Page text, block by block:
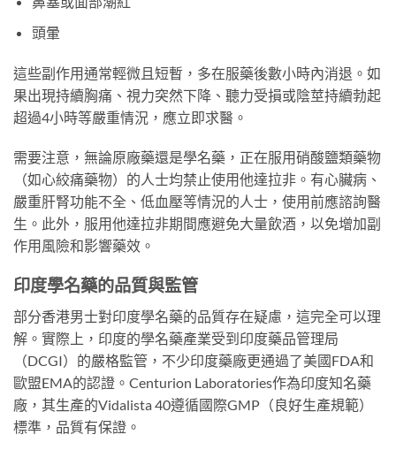
頭暈
這些副作用通常輕微且短暫，多在服藥後數小時內消退。如
果出現持續胸痛、視力突然下降、聽力受損或陰莖持續勃起
超過4小時等嚴重情況，應立即求醫。
需要注意，無論原廠藥還是學名藥，正在服用硝酸鹽類藥物
（如心絞痛藥物）的人士均禁止使用他達拉非。有心臟病、
嚴重肝腎功能不全、低血壓等情況的人士，使用前應諮詢醫
生。此外，服用他達拉非期間應避免大量飲酒，以免增加副
作用風險和影響藥效。
印度學名藥的品質與監管
部分香港男士對印度學名藥的品質存在疑慮，這完全可以理
解。實際上，印度的學名藥產業受到印度藥品管理局
（DCGI）的嚴格監管，不少印度藥廠更通過了美國FDA和
歐盟EMA的認證。Centurion Laboratories作為印度知名藥
廠，其生產的Vidalista 40遵循國際GMP（良好生產規範）
標準，品質有保證。